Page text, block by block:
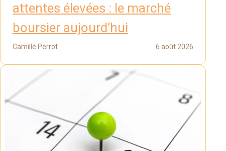
attentes élevées : le marché
boursier aujourd’hui
Camille Perrot 6 août 2026